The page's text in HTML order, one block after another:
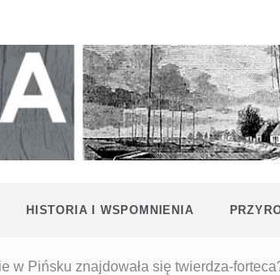
i
HISTORIA I WSPOMNIENIA
w Pińsku znajdowała się twierdza-